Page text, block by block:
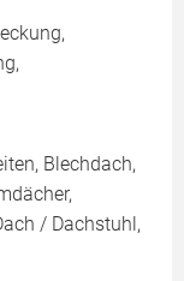
Blechdach,
/ Dachstuhl,